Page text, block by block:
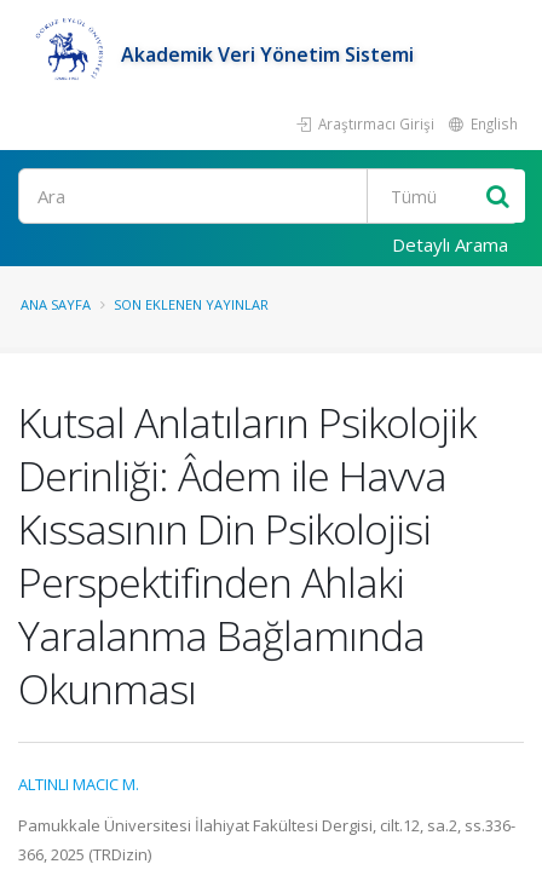
Akademik Veri Yönetim Sistemi
Araştırmacı Girişi English
Ara
Detaylı Arama
ANA SAYFA SON EKLENEN YAYINLAR
Kutsal Anlatıların Psikolojik
Derinliği: Âdem ile Havva
Kıssasının Din Psikolojisi
Perspektifinden Ahlaki
Yaralanma Bağlamında
Okunması
ALTINLI MACIC M.
Pamukkale Üniversitesi İlahiyat Fakültesi Dergisi, cilt.12, sa.2, ss.336-
366, 2025 (TRDizin)